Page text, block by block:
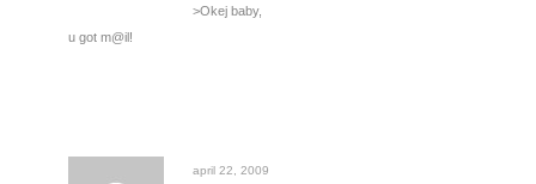
>Okej baby,
u got m@il!
april 22, 2009